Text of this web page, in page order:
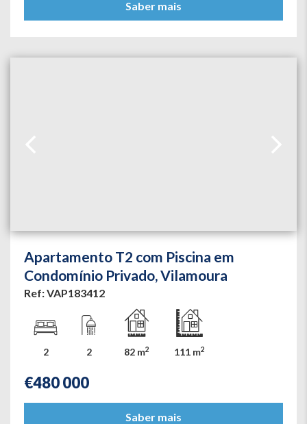
Saber mais
Apartamento T2 com Piscina em
Condomínio Privado, Vilamoura
Ref: VAP183412
2 2 82 m2 111 m2
€480 000
Saber mais